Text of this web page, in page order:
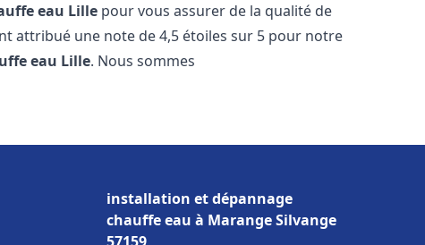
eau Lille pour vous assurer de la qualité de
attribué une note de 4,5 étoiles sur 5 pour notre
eau Lille. Nous sommes
installation et dépannage
chauffe eau à Marange Silvange